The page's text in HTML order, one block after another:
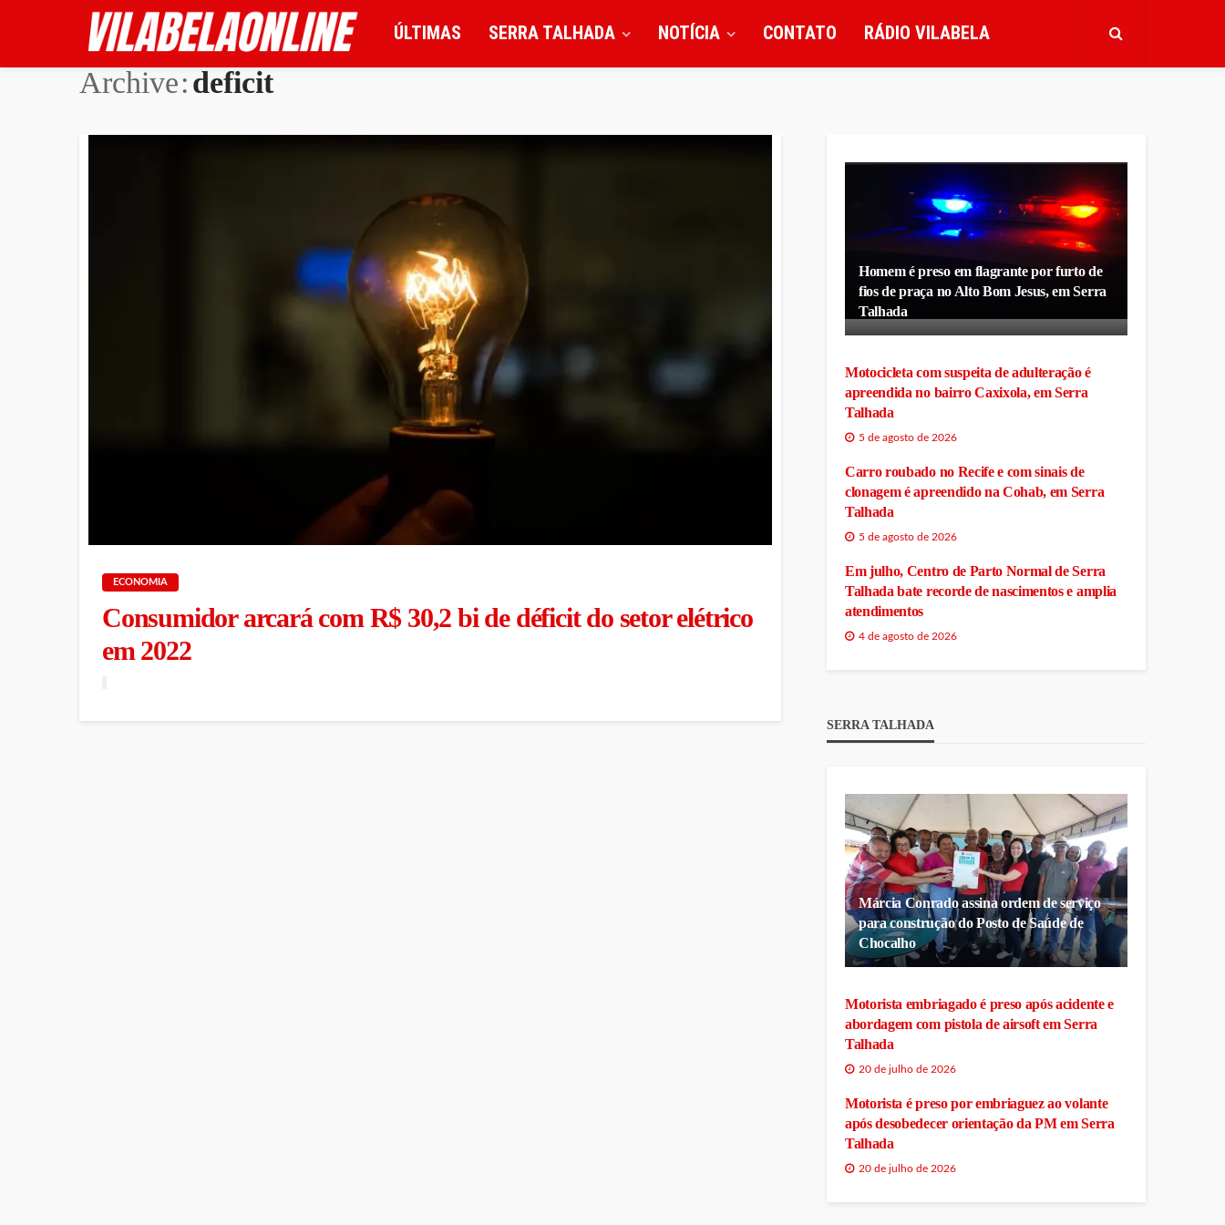
ÚLTIMAS SERRA TALHADA NOTÍCIA CONTATO RÁDIO VILABELA
Archive deficit
ECONOMIA
Consumidor arcará com R$ 30,2 bi de déficit do setor elétrico
em 2022
Homem é preso em flagrante por furto de
fios de praça no Alto Bom Jesus, em Serra
Talhada
Motocicleta com suspeita de adulteração é
apreendida no bairro Caxixola, em Serra
Talhada
5 de agosto de 2026
Carro roubado no Recife e com sinais de
clonagem é apreendido na Cohab, em Serra
Talhada
5 de agosto de 2026
Em julho, Centro de Parto Normal de Serra
Talhada bate recorde de nascimentos e amplia
atendimentos
4 de agosto de 2026
SERRA TALHADA
Márcia Conrado assina ordem de serviço
para construção do Posto de Saúde de
Chocalho
Motorista embriagado é preso após acidente e
abordagem com pistola de airsoft em Serra
Talhada
20 de julho de 2026
Motorista é preso por embriaguez ao volante
após desobedecer orientação da PM em Serra
Talhada
20 de julho de 2026